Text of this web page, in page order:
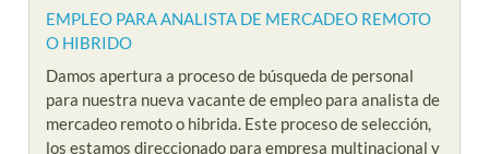
EMPLEO PARA ANALISTA DE MERCADEO REMOTO
O HIBRIDO
Damos apertura a proceso de búsqueda de personal
para nuestra nueva vacante de empleo para analista de
mercadeo remoto o hibrida. Este proceso de selección,
los estamos direccionado para empresa multinacional y